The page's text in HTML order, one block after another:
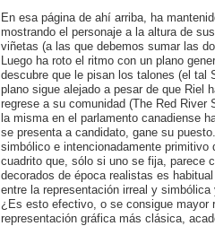
En esa página de ahí arriba, ha
mostrando el personaje a la altura de
viñetas (a las que debemos sumar las
Luego ha roto el ritmo con un plano
descubre que le pisan los talones (el tal
plano sigue alejado a pesar de que Riel
regrese a su comunidad (The Red River
la misma en el parlamento canadiense
se presenta a candidato, gane su
simbólico e intencionadamente
cuadrito que, sólo si uno se fija, parece
decorados de época realistas es
entre la representación irreal y
¿Es esto efectivo, o se consigue mayor
representación gráfica más clásica,